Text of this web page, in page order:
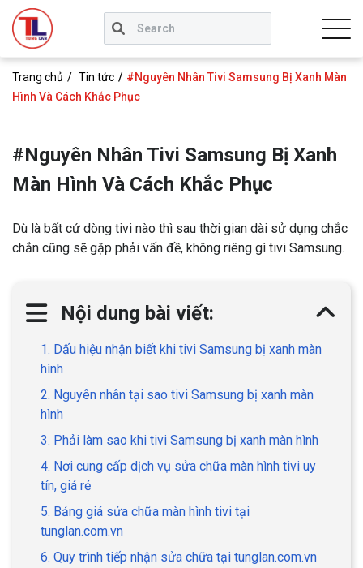
Trang chủ Tin tức
#Nguyên Nhân Tivi Samsung Bị Xanh Màn
Hình Và Cách Khắc Phục
#Nguyên Nhân Tivi Samsung Bị Xanh
Màn Hình Và Cách Khắc Phục
Dù là bất cứ dòng tivi nào thì sau thời gian dài sử dụng chắc
chắn cũng sẽ gặp phải vấn đề, không riêng gì tivi Samsung.
Nội dung bài viết:
1. Dấu hiệu nhận biết khi tivi Samsung bị xanh màn
hình
2. Nguyên nhân tại sao tivi Samsung bị xanh màn
hình
3. Phải làm sao khi tivi Samsung bị xanh màn hình
4. Nơi cung cấp dịch vụ sửa chữa màn hình tivi uy
tín, giá rẻ
5. Bảng giá sửa chữa màn hình tivi tại
tunglan.com.vn
6. Quy trình tiếp nhận sửa chữa tại tunglan.com.vn